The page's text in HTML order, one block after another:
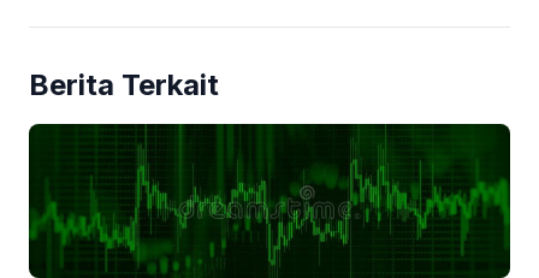
Berita Terkait